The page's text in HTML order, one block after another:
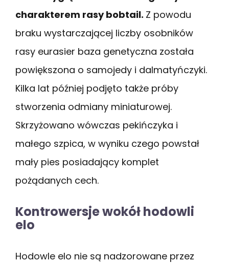
charakterem rasy bobtail. Z powodu
braku wystarczającej liczby osobników
rasy eurasier baza genetyczna została
powiększona o samojedy i dalmatyńczyki.
Kilka lat później podjęto także próby
stworzenia odmiany miniaturowej.
Skrzyżowano wówczas pekińczyka i
małego szpica, w wyniku czego powstał
mały pies posiadający komplet
pożądanych cech.
Kontrowersje wokół hodowli
elo
Hodowle elo nie są nadzorowane przez